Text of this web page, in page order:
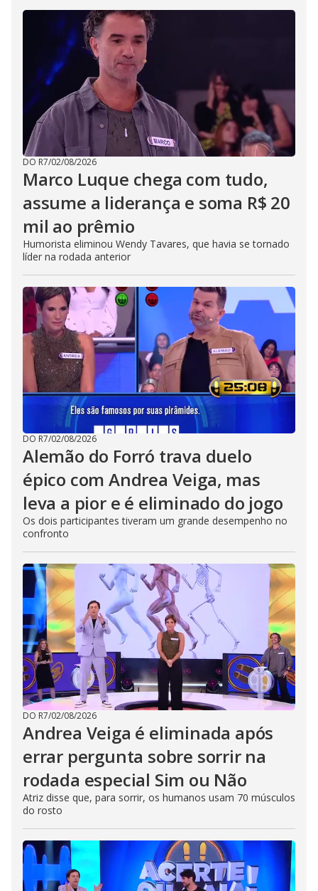
DO R7/02/08/2026
Marco Luque chega com tudo,
assume a liderança e soma R$ 20
mil ao prêmio
Humorista eliminou Wendy Tavares, que havia se tornado
líder na rodada anterior
DO R7/02/08/2026
Alemão do Forró trava duelo
épico com Andrea Veiga, mas
leva a pior e é eliminado do jogo
Os dois participantes tiveram um grande desempenho no
confronto
DO R7/02/08/2026
Andrea Veiga é eliminada após
errar pergunta sobre sorrir na
rodada especial Sim ou Não
Atriz disse que, para sorrir, os humanos usam 70 músculos
do rosto